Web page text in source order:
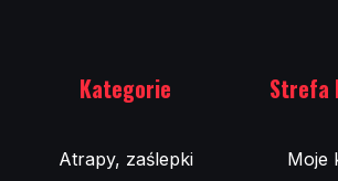
Kategorie
Atrapy, zaślepki
Strefa
Moje